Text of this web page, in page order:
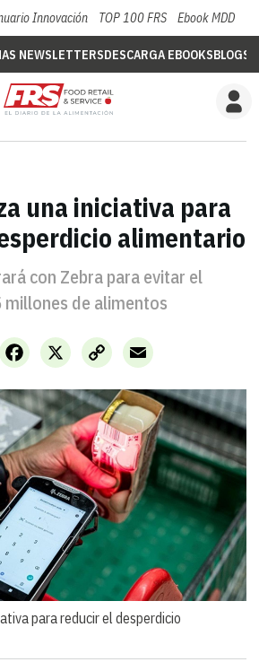
Innovación TOP 100 FRS Ebook MDD
NEWSLETTERSDESCARGA EBOOKSBLOGS
una iniciativa para
alimentario
con Zebra para evitar el
de alimentos
X
Facebook
Copy
Link
Email
para reducir el desperdicio